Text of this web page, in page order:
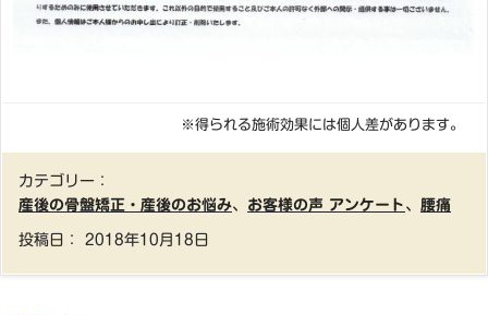
※得られる施術効果には個人差があります。
カテゴリー：
産後の骨盤矯正・産後のお悩み、 お客様の声 アンケート 、 腰痛
投稿日： 2018年10月18日